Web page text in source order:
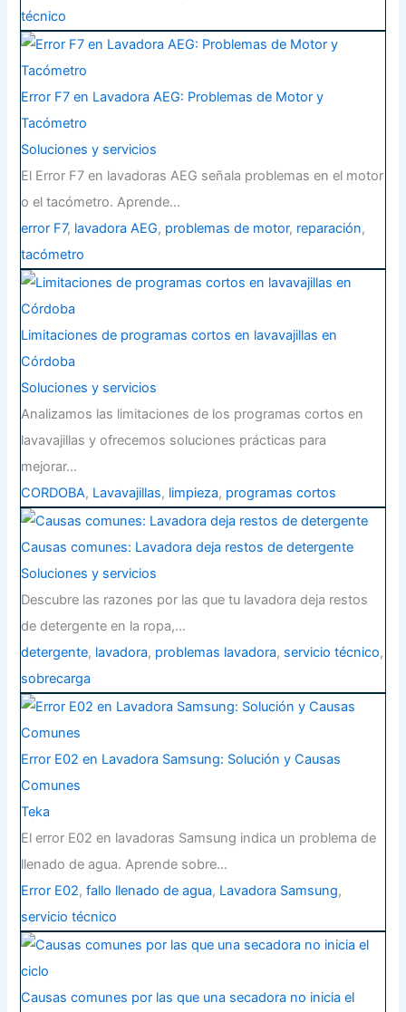
técnico
Error F7 en Lavadora AEG: Problemas de Motor y
Tacómetro
Soluciones y servicios
El Error F7 en lavadoras AEG señala problemas en el motor
o el tacómetro. Aprende…
error F7, lavadora AEG, problemas de motor, reparación,
tacómetro
Limitaciones de programas cortos en lavavajillas en
Córdoba
Soluciones y servicios
Analizamos las limitaciones de los programas cortos en
lavavajillas y ofrecemos soluciones prácticas para
mejorar…
CORDOBA, Lavavajillas, limpieza, programas cortos
Causas comunes: Lavadora deja restos de detergente
Soluciones y servicios
Descubre las razones por las que tu lavadora deja restos
de detergente en la ropa,…
detergente, lavadora, problemas lavadora, servicio técnico,
sobrecarga
Error E02 en Lavadora Samsung: Solución y Causas
Comunes
Teka
El error E02 en lavadoras Samsung indica un problema de
llenado de agua. Aprende sobre…
Error E02,fallo llenado de agua, Lavadora Samsung,
servicio técnico
Causas comunes por las que una secadora no inicia el